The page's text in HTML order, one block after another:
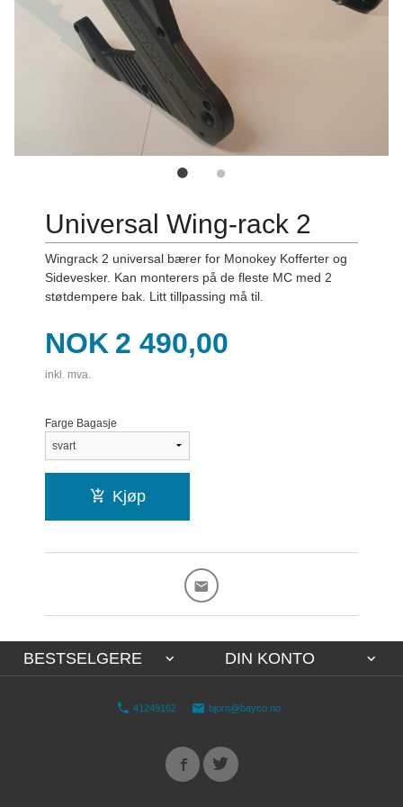
Universal Wing-rack 2
Wingrack 2 universal bærer for Monokey Kofferter og
Sidevesker. Kan monterers på de fleste MC med 2
støtdempere bak. Litt tillpassing må til.
Pris
NOK 2 490,00
inkl. mva.
Farge Bagasje
Kjøp
BESTSELGERE DIN KONTO
41249162 bjorn@bayco.no